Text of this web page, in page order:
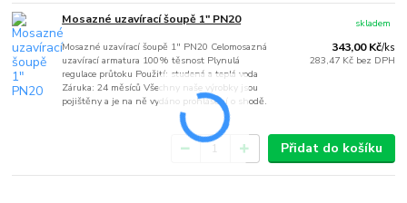
Mosazné uzavírací šoupě 1" PN20
Mosazné uzavírací šoupě 1" PN20 Celomosazná
uzavírací armatura 100% těsnost Plynulá
regulace průtoku Použití: studená a teplá voda
Záruka: 24 měsíců Všechny naše výrobky jsou
pojištěny a je na ně vydáno prohlášení o shodě.
343,00 Kč/ks
283,47 Kč bez DPH
skladem
Přidat do košíku